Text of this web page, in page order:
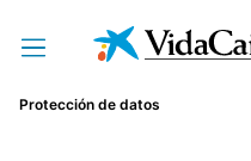
Saltar al
Protección de datos